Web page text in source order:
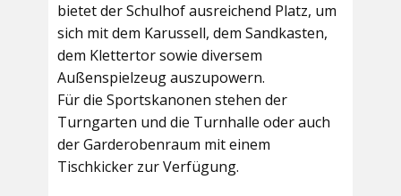
bietet derSchulhofausreichend Platz, um
sich mit dem Karussell, dem Sandkasten,
dem Klettertor sowie diversem
Außenspielzeug auszupowern.
Für die Sportskanonen stehen der
Turngarten und die Turnhalle oder auch
derGarderobenraum mit einem
Tischkicker zur Verfügung.